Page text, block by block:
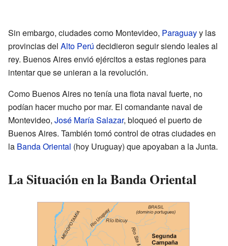
Sin embargo, ciudades como Montevideo, Paraguayy las
provincias del Alto Perú decidieron seguir siendo leales al
rey. Buenos Aires envió ejércitos a estas regiones para
intentar que se unieran a la revolución.
Como Buenos Aires no tenía una flota naval fuerte, no
podían hacer mucho por mar. El comandante naval de
Montevideo, José María Salazar, bloqueó el puerto de
Buenos Aires. También tomó control de otras ciudades en
la Banda Oriental (hoy Uruguay) que apoyaban a la Junta.
La Situación en la Banda Oriental